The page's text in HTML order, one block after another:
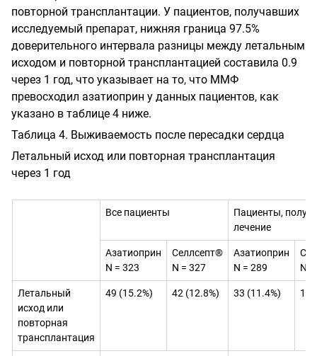
повторной трансплантации. У пациентов, получавших
исследуемый препарат, нижняя граница 97.5%
доверительного интервала разницы между летальным
исходом и повторной трансплантацией составила 0.9
через 1 год, что указывает на то, что ММФ
превосходил азатиоприн у данных пациентов, как
указано в таблице 4 ниже.
Таблица 4. Выживаемость после пересадки сердца
Летальный исход или повторная трансплантация
через 1 год
Все пациенты
Пациенты,
лечение
Азатиоприн
N = 323
Селлсепт®
N = 327
Азатиоприн
N = 289
N
Летальный
исход или
повторная
трансплантация
49 (15.2%) 42 (12.8%) 33 (11.4%) 18